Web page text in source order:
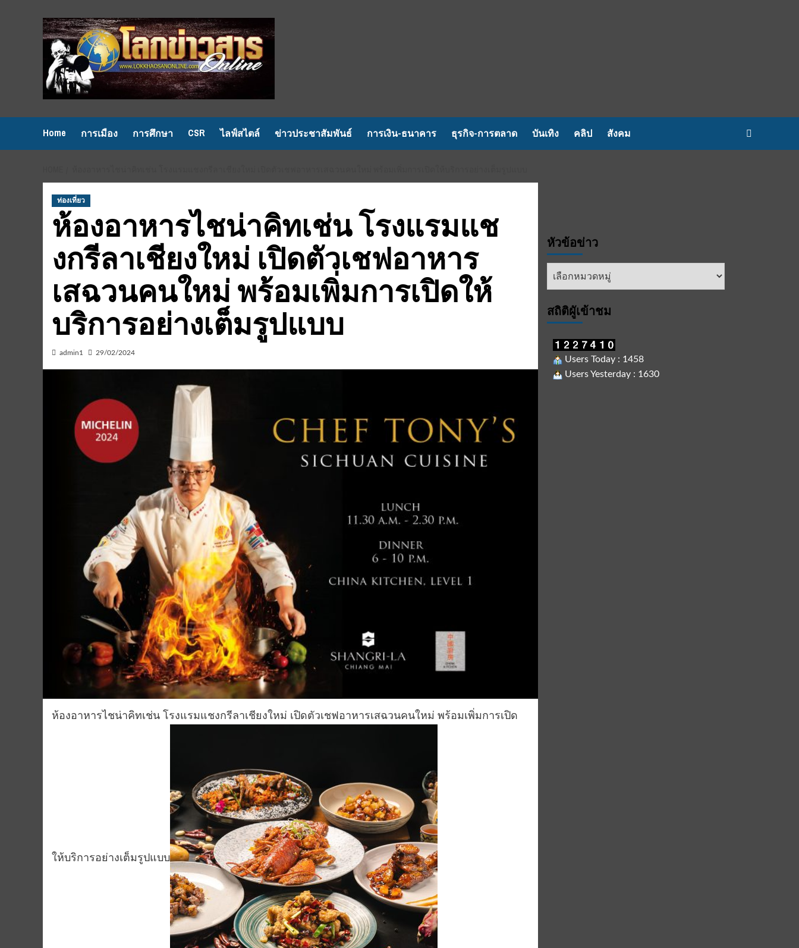
Home การเมือง การศึกษา CSR ไลฟ์สไตล์ ข่าวประชาสัมพันธ์ การเงิน-ธนาคาร ธุรกิจ-การตลาด บันเทิง คลิป สังคม
ท่องเที่ยว
ห้องอาหารไชน่าคิทเช่น โรงแรมแช
งกรีลาเชียงใหม่ เปิดตัวเชฟอาหาร
เสฉวนคนใหม่ พร้อมเพิ่มการเปิดให้
บริการอย่างเต็มรูปแบบ
admin1 29/02/2024
ห้องอาหารไชน่าคิทเช่น โรงแรมแชงกรีลาเชียงใหม่ เปิดตัวเชฟอาหารเสฉวนคนใหม่ พร้อมเพิ่มการเปิด
ให้บริการอย่างเต็มรูปแบบ
หัวข้อข่าว
หัวข้อ
สถิติผูัเข้าชม
Users Today : 1458
Users Yesterday : 1630